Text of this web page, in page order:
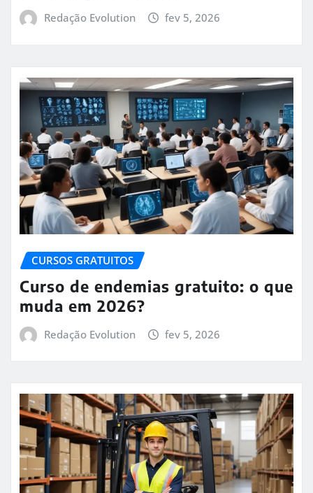
Redação Evolution fev 5, 2026
CURSOS GRATUITOS
Curso de endemias gratuito: o que
muda em 2026?
Redação Evolution fev 5, 2026